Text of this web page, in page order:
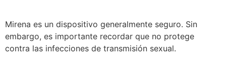
Mirena es un dispositivo generalmente seguro. Sin
embargo, es importante recordar que no protege
contra las infecciones de transmisión sexual.